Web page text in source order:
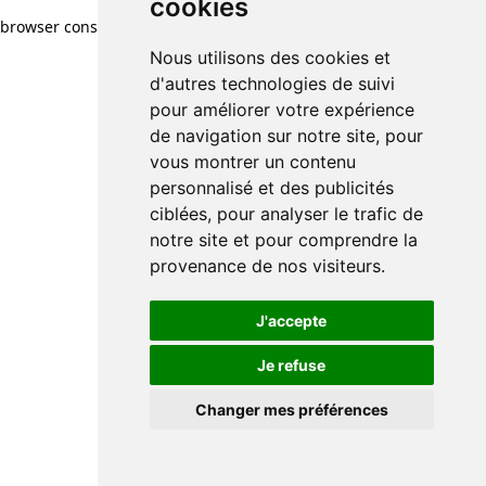
cookies
Nous utilisons des cookies et
d'autres technologies de suivi
pour améliorer votre expérience
de navigation sur notre site, pour
vous montrer un contenu
personnalisé et des publicités
ciblées, pour analyser le trafic de
notre site et pour comprendre la
provenance de nos visiteurs.
J'accepte
Je refuse
Changer mes préférences
browser console for more information)